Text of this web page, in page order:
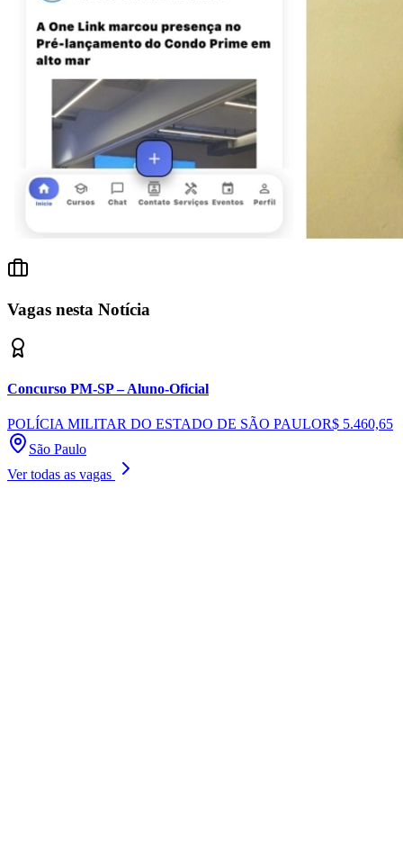
Ceará
Vagas nesta Notícia
Concurso PM-SP – Aluno-Oficial
POLÍCIA MILITAR DO ESTADO DE SÃO PAULOR$ 5.460,65
São Paulo
Ver todas as vagas